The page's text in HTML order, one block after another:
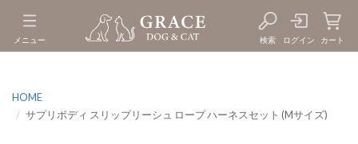
検索 ログイン カート
メニュー
HOME
サプリボディ スリップリーシュ ロープ ハーネスセット (Mサイズ)